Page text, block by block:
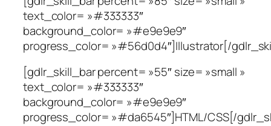
text_color= »#333333″
background_color= »#e9e9e9″
progress_color= »#56d0d4″]Illustrator[/
[gdlr_skill_bar percent= »55″ size= »small »
text_color= »#333333″
background_color= »#e9e9e9″
progress_color= »#da6545″]HTML/CSS[/